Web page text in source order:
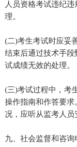
人员资格考试违纪
理。
(二)考生考试时应妥
结束后通过技术手
试成绩无效的处理。
(三)考试过程中，考
操作指南和作答要
况，应听从监考人员
九、社会监督和咨询